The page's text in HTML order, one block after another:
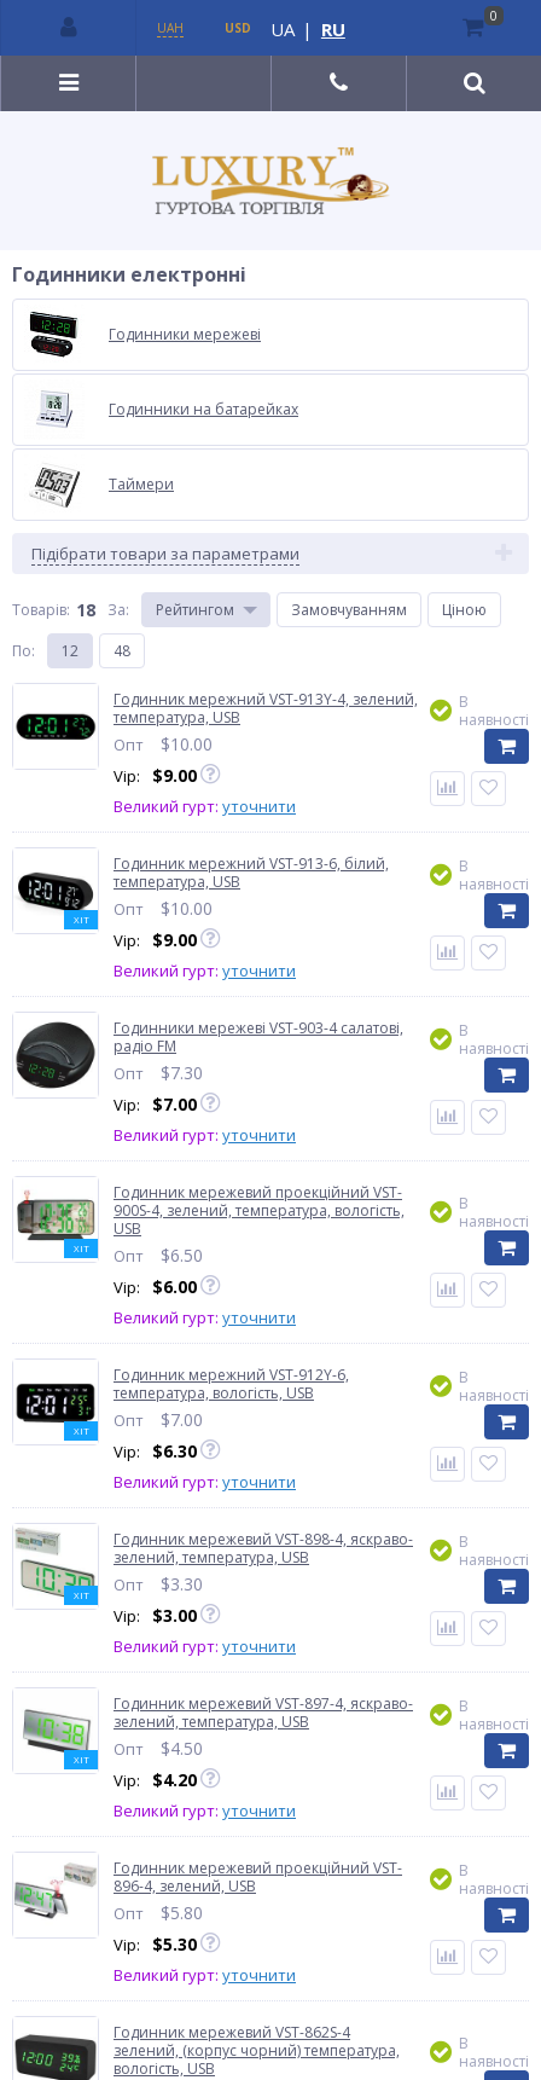
Годинники електронні
Годинники мережеві
Годинники на батарейках
Таймери
Підібрати товари за параметрами
Товарів: 18 За: Рейтингом Замовчуванням
Ціною
По: 12 48
Годинник мережний VST-913Y-4, зелений,
температура, USB
Опт $10.00
Vip: $9.00
Великий гурт: уточнити
В
наявності
ХІТ
Годинник мережний VST-913-6, білий,
температура, USB
Опт $10.00
Vip: $9.00
Великий гурт: уточнити
В
наявності
Годинники мережеві VST-903-4 салатові,
радіо FM
Опт $7.30
Vip: $7.00
Великий гурт: уточнити
В
наявності
ХІТ
Годинник мережевий проекційний VST-
900S-4, зелений, температура, вологість,
USB
Опт $6.50
Vip: $6.00
Великий гурт: уточнити
В
наявності
ХІТ
Годинник мережний VST-912Y-6,
температура, вологість, USB
Опт $7.00
Vip: $6.30
Великий гурт: уточнити
В
наявності
ХІТ
Годинник мережевий VST-898-4, яскраво-
зелений, температура, USB
Опт $3.30
Vip: $3.00
Великий гурт: уточнити
В
наявності
ХІТ
Годинник мережевий VST-897-4, яскраво-
зелений, температура, USB
Опт $4.50
Vip: $4.20
Великий гурт: уточнити
В
наявності
Годинник мережевий проекційний VST-
896-4, зелений, USB
Опт $5.80
Vip: $5.30
Великий гурт: уточнити
В
наявності
Годинник мережевий VST-862S-4
зелений, (корпус чорний) температура,
вологість, USB
В
наявності
UAH USD UA | RU
0